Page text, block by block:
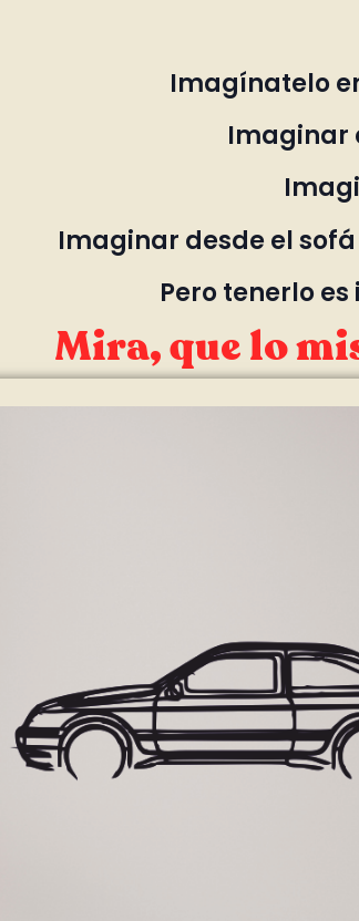
Imagínatelo
Imaginar
Imaginar desde el
Pero tenerlo
Mira, que lo